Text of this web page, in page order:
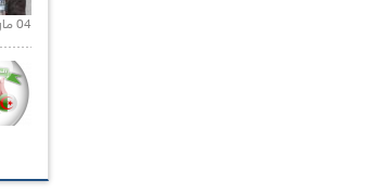
04 مارس 2020 |